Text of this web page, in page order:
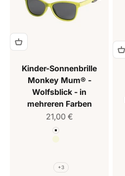
Kinder-Sonnenbrille
Monkey Mum® -
Wolfsblick - in
mehreren Farben
Verkaufspreis
21,00 €
Farbe
Weiß
Beige
Rosa
+3